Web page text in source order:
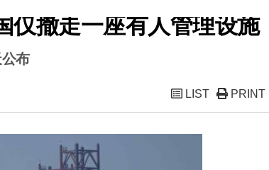
仅撤走一座有人管理设施
布
LIST PRINT